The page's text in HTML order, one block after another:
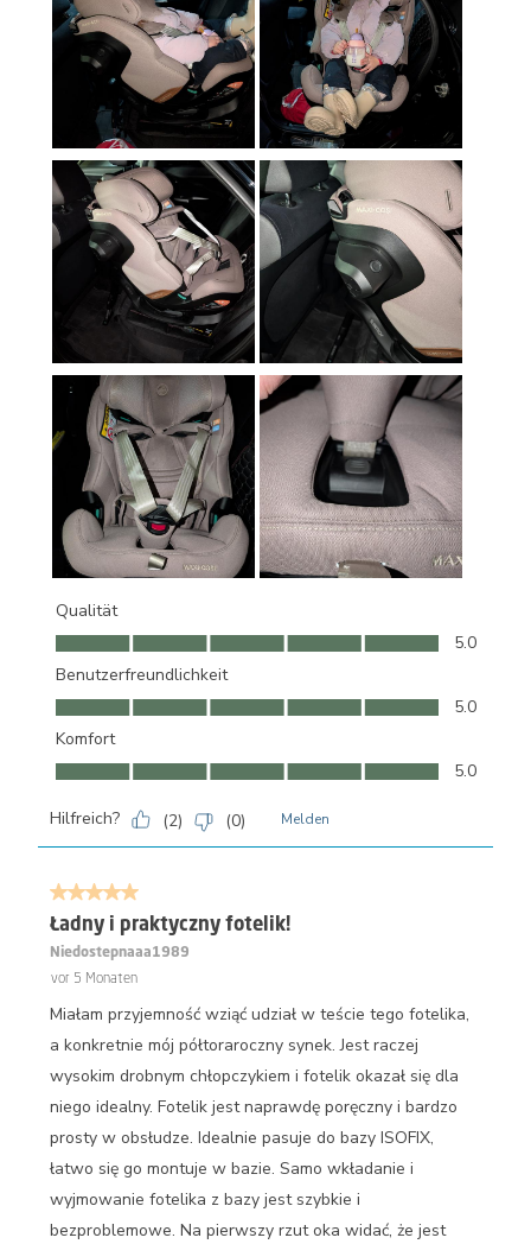
Qualität
Qualität, 5.0 von 5
5.0
Benutzerfreundlichkeit
Benutzerfreundlichkeit, 5.0 von 5
5.0
Komfort
Komfort, 5.0 von 5
5.0
Hilfreich? (2) (0) Melden
5 von 5 Sternen.
Ładny i praktyczny fotelik!
Niedostepnaaa1989
vor 5 Monaten
Miałam przyjemność wziąć udział w teście tego fotelika,
a konkretnie mój półtoraroczny synek. Jest raczej
wysokim drobnym chłopczykiem i fotelik okazał się dla
niego idealny. Fotelik jest naprawdę poręczny i bardzo
prosty w obsłudze. Idealnie pasuje do bazy ISOFIX,
łatwo się go montuje w bazie. Samo wkładanie i
wyjmowanie fotelika z bazy jest szybkie i
bezproblemowe. Na pierwszy rzut oka widać, że jest